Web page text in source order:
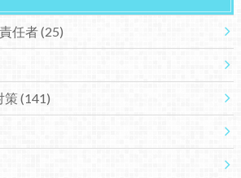
任者(25)
策(141)